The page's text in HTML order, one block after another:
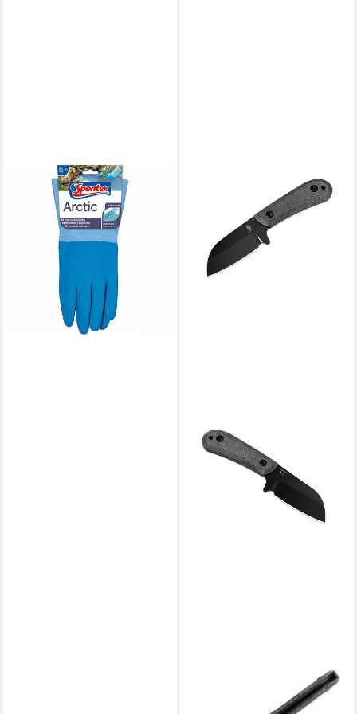
SPONTEX
Gartenhandschuhe
Gartenhandschuh Arctic Gr. 7
lieferbar - in 4-5 Werktagen bei dir
Universalmesser Deckhand